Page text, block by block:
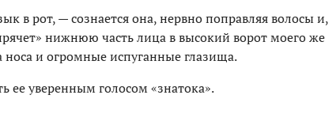
в рот, — сознается она, нервно поправляя волосы и,
нижнюю часть лица в высокий ворот моего же
носа и огромные испуганные глазища.
уверенным голосом «знатока».